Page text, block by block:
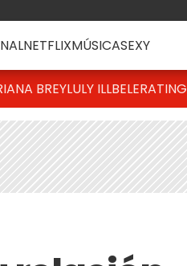
NETFLIXMÚSICASEXY
BREYLULY ILLBELERATING